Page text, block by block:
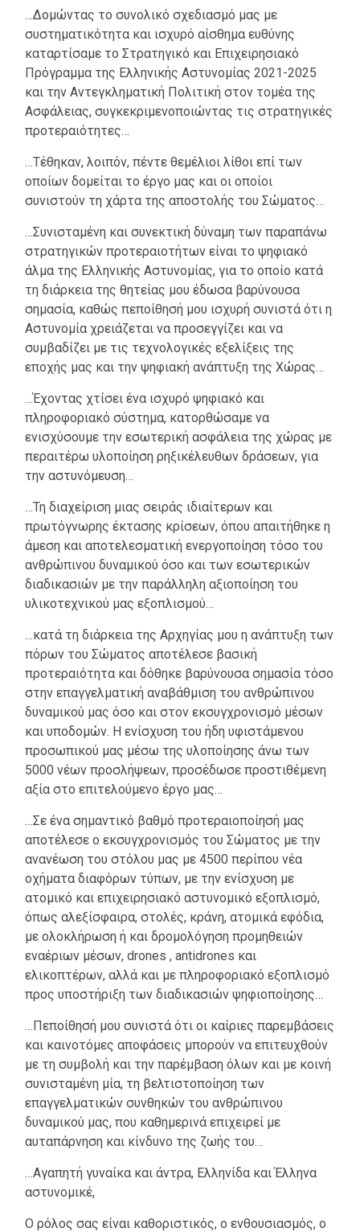
…Δομώντας το συνολικό σχεδιασμό μας με
συστηματικότητα και ισχυρό αίσθημα ευθύνης
καταρτίσαμε το Στρατηγικό και Επιχειρησιακό
Πρόγραμμα της Ελληνικής Αστυνομίας 2021-2025
και την Αντεγκληματική Πολιτική στον τομέα της
Ασφάλειας, συγκεκριμενοποιώντας τις στρατηγικές
προτεραιότητες…
…Τέθηκαν, λοιπόν, πέντε θεμέλιοι λίθοι επί των
οποίων δομείται το έργο μας και οι οποίοι
συνιστούν τη χάρτα της αποστολής του Σώματος…
…Συνισταμένη και συνεκτική δύναμη των παραπάνω
στρατηγικών προτεραιοτήτων είναι το ψηφιακό
άλμα της Ελληνικής Αστυνομίας, για το οποίο κατά
τη διάρκεια της θητείας μου έδωσα βαρύνουσα
σημασία, καθώς πεποίθησή μου ισχυρή συνιστά ότι η
Αστυνομία χρειάζεται να προσεγγίζει και να
συμβαδίζει με τις τεχνολογικές εξελίξεις της
εποχής μας και την ψηφιακή ανάπτυξη της Χώρας…
…Έχοντας χτίσει ένα ισχυρό ψηφιακό και
πληροφοριακό σύστημα, κατορθώσαμε να
ενισχύσουμε την εσωτερική ασφάλεια της χώρας με
περαιτέρω υλοποίηση ρηξικέλευθων δράσεων, για
την αστυνόμευση…
…Τη διαχείριση μιας σειράς ιδιαίτερων και
πρωτόγνωρης έκτασης κρίσεων, όπου απαιτήθηκε η
άμεση και αποτελεσματική ενεργοποίηση τόσο του
ανθρώπινου δυναμικού όσο και των εσωτερικών
διαδικασιών με την παράλληλη αξιοποίηση του
υλικοτεχνικού μας εξοπλισμού…
…κατά τη διάρκεια της Αρχηγίας μου η ανάπτυξη των
πόρων του Σώματος αποτέλεσε βασική
προτεραιότητα και δόθηκε βαρύνουσα σημασία τόσο
στην επαγγελματική αναβάθμιση του ανθρώπινου
δυναμικού μας όσο και στον εκσυγχρονισμό μέσων
και υποδομών. Η ενίσχυση του ήδη υφιστάμενου
προσωπικού μας μέσω της υλοποίησης άνω των
5000 νέων προσλήψεων, προσέδωσε προστιθέμενη
αξία στο επιτελούμενο έργο μας…
…Σε ένα σημαντικό βαθμό προτεραιοποίησή μας
αποτέλεσε ο εκσυγχρονισμός του Σώματος με την
ανανέωση του στόλου μας με 4500 περίπου νέα
οχήματα διαφόρων τύπων, με την ενίσχυση με
ατομικό και επιχειρησιακό αστυνομικό εξοπλισμό,
όπως αλεξίσφαιρα, στολές, κράνη, ατομικά εφόδια,
με ολοκλήρωση ή και δρομολόγηση προμηθειών
εναέριων μέσων, drones , antidrones και
ελικοπτέρων, αλλά και με πληροφοριακό εξοπλισμό
προς υποστήριξη των διαδικασιών ψηφιοποίησης…
…Πεποίθησή μου συνιστά ότι οι καίριες παρεμβάσεις
και καινοτόμες αποφάσεις μπορούν να επιτευχθούν
με τη συμβολή και την παρέμβαση όλων και με κοινή
συνισταμένη μία, τη βελτιστοποίηση των
επαγγελματικών συνθηκών του ανθρώπινου
δυναμικού μας, που καθημερινά επιχειρεί με
αυταπάρνηση και κίνδυνο της ζωής του…
…Αγαπητή γυναίκα και άντρα, Ελληνίδα και Έλληνα
αστυνομικέ,
Ο ρόλος σας είναι καθοριστικός, ο ενθουσιασμός, ο